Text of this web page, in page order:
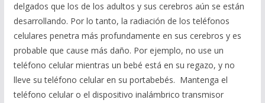
delgados que los de los adultos y sus cerebros aún se están
desarrollando. Por lo tanto, la radiación de los teléfonos
celulares penetra más profundamente en sus cerebros y es
probable que cause más daño. Por ejemplo, no use un
teléfono celular mientras un bebé está en su regazo, y no
lleve su teléfono celular en su portabebés. Mantenga el
teléfono celular o el dispositivo inalámbrico transmisor